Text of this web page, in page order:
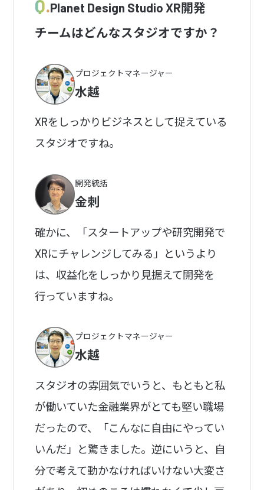
Q.Planet Design Studio XR開発
チームはどんなスタジオですか？
プロジェクトマネージャー
水越
XRをしっかりビジネスとして捉えている
スタジオですね。
開発統括
金刺
確かに、「スタートアップや研究開発で
XRにチャレンジしてみる」というより
は、収益化をしっかり見据えて開発を
行っていますね。
プロジェクトマネージャー
水越
スタジオの雰囲気でいうと、もともと私
が働いていた金融業界がとても堅い職場
だったので、「こんなに自由にやってい
いんだ」と驚きました。逆にいうと、自
分で考えて動かなければいけない大変さ